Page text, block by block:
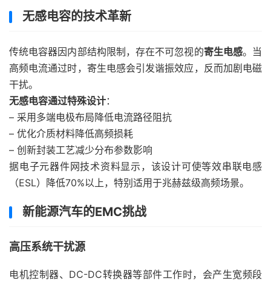
无感电容的技术革新
传统电容器因内部结构限制，存在不可忽视的寄生电感。当
高频电流通过时，寄生电感会引发谐振效应，反而加剧电磁
干扰。
无感电容通过特殊设计：
– 采用多端电极布局降低电流路径阻抗
– 优化介质材料降低高频损耗
– 创新封装工艺减少分布参数影响
据电子元器件网技术资料显示，该设计可使等效串联电感
（ESL）降低70%以上，特别适用于兆赫兹级高频场景。
新能源汽车的EMC挑战
高压系统干扰源
电机控制器、DC-DC转换器等部件工作时，会产生宽频段